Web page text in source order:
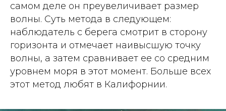
самом деле он преувеличивает размер
волны. Суть метода в следующем:
наблюдатель с берега смотрит в сторону
горизонта и отмечает наивысшую точку
волны, а затем сравнивает ее со средним
уровнем моря в этот момент. Больше всех
этот метод любят в Калифорнии.